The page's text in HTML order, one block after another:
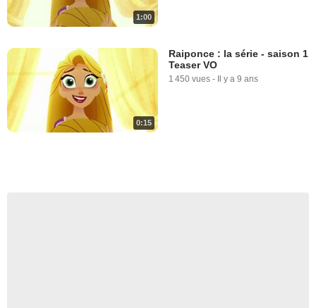
1:00
0:15
Raiponce : la série - saison 1
Teaser VO
1 450 vues - Il y a 9 ans